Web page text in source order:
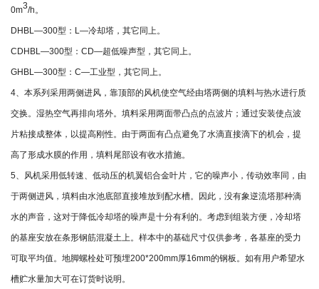
0m3/h。
DHBL—300型：L—冷却塔，其它同上。
CDHBL—300型：CD—超低噪声型，其它同上。
GHBL—300型：C—工业型，其它同上。
4、本系列采用两侧进风，靠顶部的风机使空气经由塔两侧的填料与热水进行质
交换。湿热空气再排向塔外。填料采用两面带凸点的点波片；通过安装使点波
片粘接成整体，以提高刚性。由于两面有凸点避免了水滴直接滴下的机会，提
高了形成水膜的作用，填料尾部设有收水措施。
5、风机采用低转速、低动压的机翼铝合金叶片，它的噪声小，传动效率同，由
于两侧进风，填料由水池底部直接堆放到配水槽。因此，没有象逆流塔那种滴
水的声音，这对于降低冷却塔的噪声是十分有利的。考虑到组装方便，冷却塔
的基座安放在条形钢筋混凝土上。样本中的基础尺寸仅供参考，各基座的受力
可取平均值。地脚螺栓处可预埋200*200mm厚16mm的钢板。如有用户希望水
槽贮水量加大可在订货时说明。